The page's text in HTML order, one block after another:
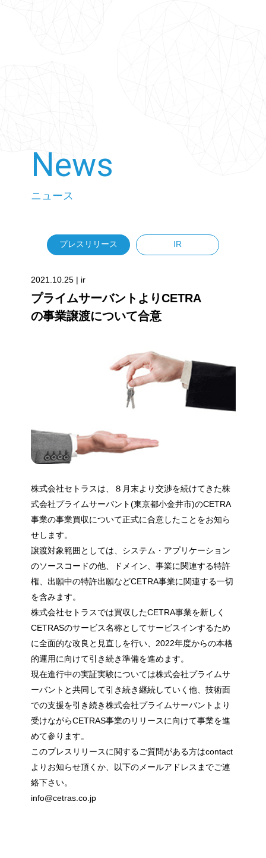
News
ニュース
プレスリリース IR
2021.10.25 | ir
プライムサーバントよりCETRA
の事業譲渡について合意
株式会社セトラスは、８月末より交渉を続けてきた株
式会社プライムサーバント(東京都小金井市)のCETRA
事業の事業買収について正式に合意したことをお知ら
せします。
譲渡対象範囲としては、システム・アプリケーション
のソースコードの他、ドメイン、事業に関連する特許
権、出願中の特許出願などCETRA事業に関連する一切
を含みます。
株式会社セトラスでは買収したCETRA事業を新しく
CETRASのサービス名称としてサービスインするため
に全面的な改良と見直しを行い、2022年度からの本格
的運用に向けて引き続き準備を進めます。
現在進行中の実証実験については株式会社プライムサ
ーバントと共同して引き続き継続していく他、技術面
での支援を引き続き株式会社プライムサーバントより
受けながらCETRAS事業のリリースに向けて事業を進
めて参ります。
このプレスリリースに関するご質問がある方はcontact
よりお知らせ頂くか、以下のメールアドレスまでご連
絡下さい。
info@cetras.co.jp